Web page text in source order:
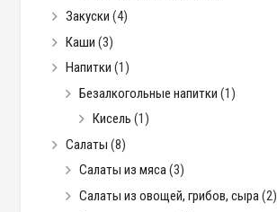
Закуски (4)
Каши (3)
Напитки (1)
Безалкогольные напитки (1)
Кисель (1)
Салаты (8)
Салаты из мяса(3)
Салаты из овощей, грибов, сыра(2)